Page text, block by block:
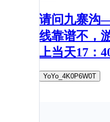
请问九寨沟
线靠谱不，
上当天17：
YoYo_4K0P6W0T